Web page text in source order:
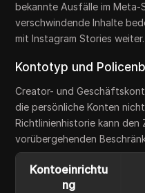
bekannte Ausfälle im
verschwindende Inhalte
mit Instagram Stories weiter.
Kontotyp und
Creator- und
die persönliche Konten
Richtlinienhistorie kann
vorübergehenden
Kontoeinrichtu
ng